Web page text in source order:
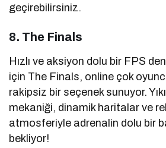
geçirebilirsiniz.
8. The Finals
Hızlı ve aksiyon dolu bir FPS
için The Finals, online çok
rakipsiz bir seçenek sunuyor.
mekaniği, dinamik haritalar ve
atmosferiyle adrenalin dolu bir
bekliyor!